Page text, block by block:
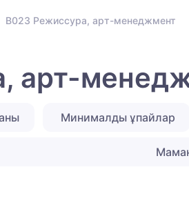
B023 Режиссура, арт-менеджмент
арт-
Минималды ұпайлар